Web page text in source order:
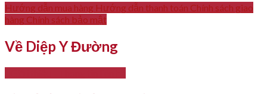
Hướng dẫn mua hàng Hướng dẫn thanh toán Chính sách giao
hàng Chính sách bảo mật
Về Diệp Y Đường